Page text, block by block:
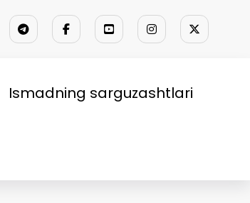
Ismadning sarguzashtlari